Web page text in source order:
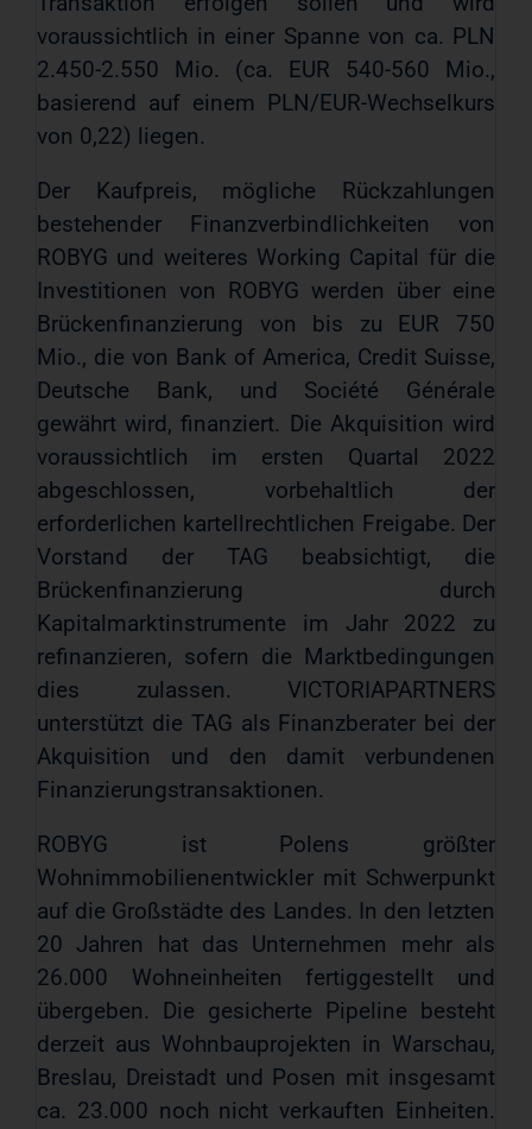
voraussichtlich in einer Spanne von ca. PLN
2.450-2.550 Mio. (ca. EUR 540-560 Mio.,
basierend auf einem PLN/EUR-Wechselkurs
von 0,22) liegen.
Der Kaufpreis, mögliche Rückzahlungen
bestehender Finanzverbindlichkeiten von
ROBYG und weiteres Working Capital für die
Investitionen von ROBYG werden über eine
Brückenfinanzierung von bis zu EUR 750
Mio., die von Bank of America, Credit Suisse,
Deutsche Bank, und Société Générale
gewährt wird, finanziert. Die Akquisition wird
voraussichtlich im ersten Quartal 2022
abgeschlossen, vorbehaltlich der
erforderlichen kartellrechtlichen Freigabe. Der
Vorstand der TAG beabsichtigt, die
Brückenfinanzierung durch
Kapitalmarktinstrumente im Jahr 2022 zu
refinanzieren, sofern die Marktbedingungen
dies zulassen. VICTORIAPARTNERS
unterstützt die TAG als Finanzberater bei der
Akquisition und den damit verbundenen
Finanzierungstransaktionen.
ROBYG ist Polens größter
Wohnimmobilienentwickler mit Schwerpunkt
auf die Großstädte des Landes. In den letzten
20 Jahren hat das Unternehmen mehr als
26.000 Wohneinheiten fertiggestellt und
übergeben. Die gesicherte Pipeline besteht
derzeit aus Wohnbauprojekten in Warschau,
Breslau, Dreistadt und Posen mit insgesamt
ca. 23.000 noch nicht verkauften Einheiten.